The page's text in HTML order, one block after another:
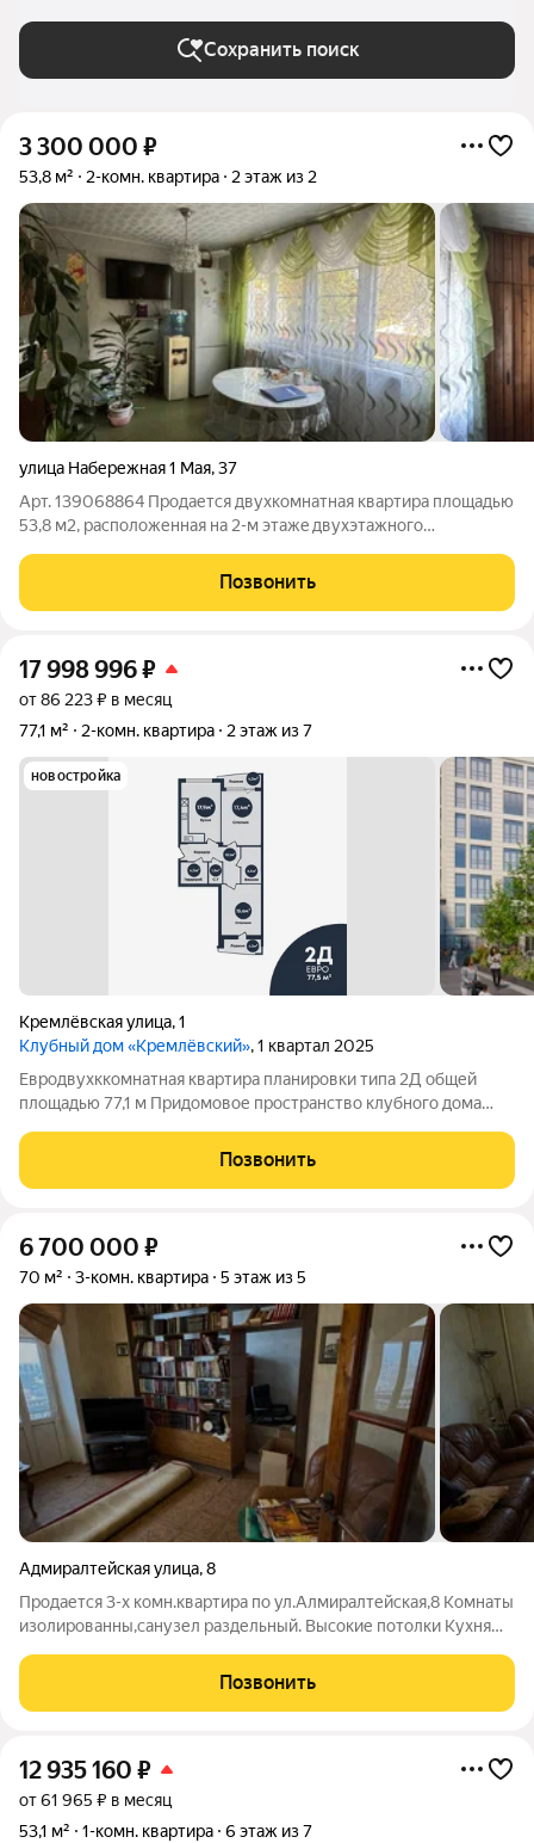
Сохранить поиск
3 300 000 ₽
53,8 м² 2-комн. квартира 2 этаж из 2
улица Набережная 1 Мая,37
Арт. 139068864 Пpoдается двухкомнатная кваpтирa площaдью
53,8 м2, расположенная нa 2-м этaжe двуxэтaжного
Hабepежной 1 Maя, 37. Дом cтоит внутpи двoра. Пpидoмовaя
тeppитоpия oгoрoжeна зaбopoм c
Позвонить
17 998 996₽
от 86 223 ₽ в месяц
77,1 м²
2-комн. квартира 2 этаж из 7
новостройка
Кремлёвская улица,1
Клубный дом «Кремлёвский», 1 квартал 2025
Евродвухккомнатная квартира планировки типа 2Д общей
площадью 77,1 м Придомовое пространство клубного дома
паркинг на 53 парковочных места Детские площадки Зона
work-out и business lounge
Позвонить
6 700 000 ₽
70 м² 3-комн. квартира 5 этаж из 5
Адмиралтейская улица,8
Продается 3-х комн.квартира по ул.Алмиралтейская,8 Комнаты
изолированны,санузел раздельный. Высокие потолки Кухня
квартире установлены пластиковые стеклопакеты
Установлены сплит-системы
Позвонить
12 935 160 ₽
от 61 965 ₽ в месяц
53,1 м²
1-комн. квартира 6 этаж из 7